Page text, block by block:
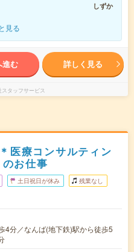
しずか
見る
進む 詳しく見る
タッフサービス
医療コンサルティン
お仕事
土日祝日が休み 残業なし
4分／なんば(地下鉄)駅から徒歩5